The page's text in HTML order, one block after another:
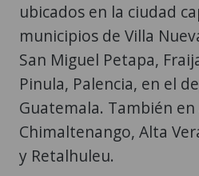
ubicados en la ciudad
municipios de Villa
San Miguel Petapa,
Pinula, Palencia, en el
Guatemala. También en
Chimaltenango, Alta
y Retalhuleu.